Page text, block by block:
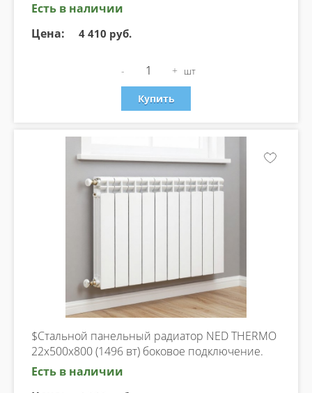
Есть в наличии
Цена:
4 410 руб.
- + шт
Купить
$Стальной панельный радиатор NED THERMO
22х500х800 (1496 вт) боковое подключение.
Есть в наличии